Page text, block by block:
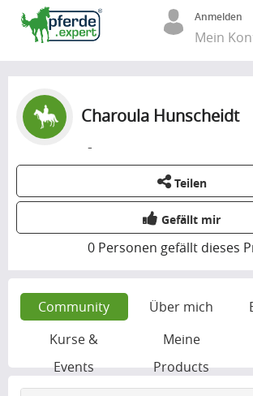
Anmelden
Mein
Charoula Hunscheidt
-
Teilen
Gefällt mir
0 Personen gefällt dieses
Community Über mich
Kurse &
Events
Meine
Products